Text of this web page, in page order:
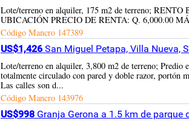
Lote/terreno en alquiler, 175 m2 de terreno;
UBICACIÓN PRECIO DE RENTA: Q. 6,000.00
Código Mancro 147389
US$1,426San Miguel Petapa, Villa Nueva,
Lote/terreno en alquiler, 3,800 m2 de terreno;
totalmente circulado con pared y doble razor, portón
Las calles son d...
Código Mancro 143976
US$998Granja Gerona a 1.5 km de parque